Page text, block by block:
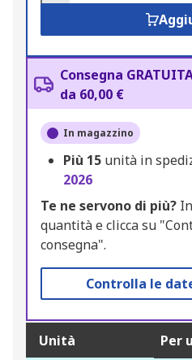
Consegna
da 60,00 €
In magazzino
Più 15 unità in
2026
Te ne servono di più?
quantità e clicca su
consegna".
Controlla le
Unità Per